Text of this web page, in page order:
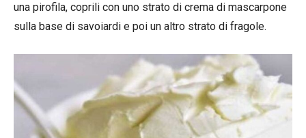
una pirofila, coprili con uno strato di crema di mascarpone
sulla base di savoiardi e poi un altro strato di fragole.